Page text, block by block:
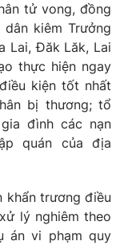
số 483/GP-BTTTT
Quốc Thắng,
932
tử vong, đồng
kiêm Trưởng
Lai, Đăk Lăk, Lai
thực hiện ngay
kiện tốt nhất
bị thương; tổ
đình các nạn
quán của địa
khẩn trương điều
lý nghiêm theo
án vi phạm quy